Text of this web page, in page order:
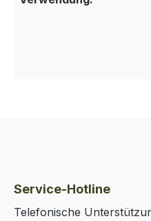
Service-Hotline
Telefonische